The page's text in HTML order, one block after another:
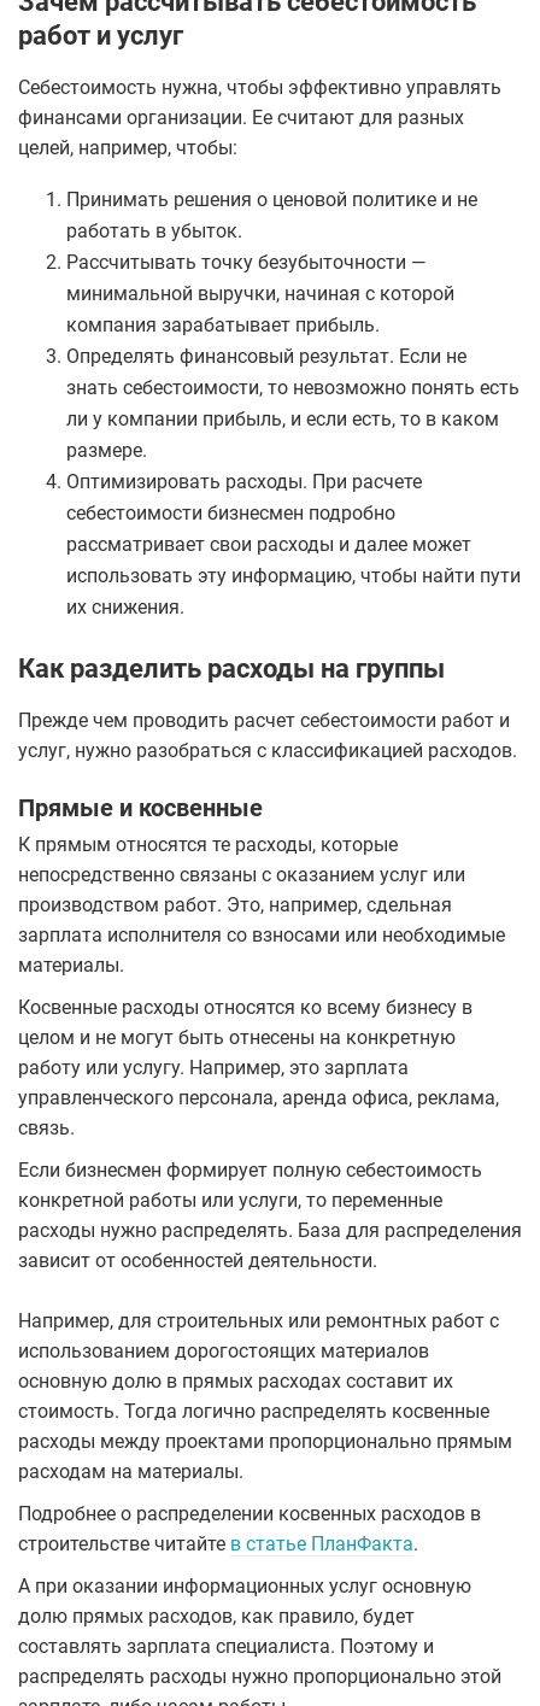
работ и услуг
Себестоимость нужна, чтобы эффективно управлять
финансами организации. Ее считают для разных
целей, например, чтобы:
Принимать решения о ценовой политике и не
работать в убыток.
Рассчитывать точку безубыточности —
минимальной выручки, начиная с которой
компания зарабатывает прибыль.
Определять финансовый результат. Если не
знать себестоимости, то невозможно понять есть
ли у компании прибыль, и если есть, то в каком
размере.
Оптимизировать расходы. При расчете
себестоимости бизнесмен подробно
рассматривает свои расходы и далее может
использовать эту информацию, чтобы найти пути
их снижения.
Как разделить расходы на группы
Прежде чем проводить расчет себестоимости работ и
услуг, нужно разобраться с классификацией расходов.
Прямые и косвенные
К прямым относятся те расходы, которые
непосредственно связаны с оказанием услуг или
производством работ. Это, например, сдельная
зарплата исполнителя со взносами или необходимые
материалы.
Косвенные расходы относятся ко всему бизнесу в
целом и не могут быть отнесены на конкретную
работу или услугу. Например, это зарплата
управленческого персонала, аренда офиса, реклама,
связь.
Если бизнесмен формирует полную себестоимость
конкретной работы или услуги, то переменные
расходы нужно распределять. База для распределения
зависит от особенностей деятельности.
Например, для строительных или ремонтных работ с
использованием дорогостоящих материалов
основную долю в прямых расходах составит их
стоимость. Тогда логично распределять косвенные
расходы между проектами пропорционально прямым
расходам на материалы.
Подробнее о распределении косвенных расходов в
строительстве читайте в статье ПланФакта.
А при оказании информационных услуг основную
долю прямых расходов, как правило, будет
составлять зарплата специалиста. Поэтому и
распределять расходы нужно пропорционально этой